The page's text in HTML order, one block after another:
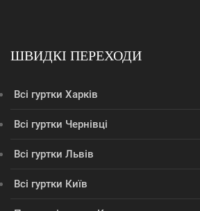
ШВИДКІ ПЕРЕХОДИ
Всі гуртки Харків
Всі гуртки Чернівці
Всі гуртки Львів
Всі гуртки Київ